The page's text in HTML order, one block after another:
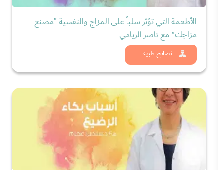
نصائح طبية
الأطعمة التي تؤثر سلباً على المزاج والنفسية "مصنع
مزاجك" مع ناصر الريامي
شاهد الان